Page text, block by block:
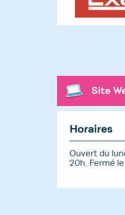
Site
Horaires
Ouvert du
20h. Fermé